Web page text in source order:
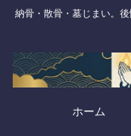
納骨・散骨・墓じまい。
ホーム